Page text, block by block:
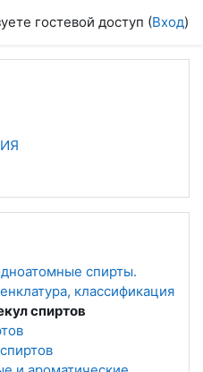
гостевой доступ (Вход)
спирты.
классификация
спиртов